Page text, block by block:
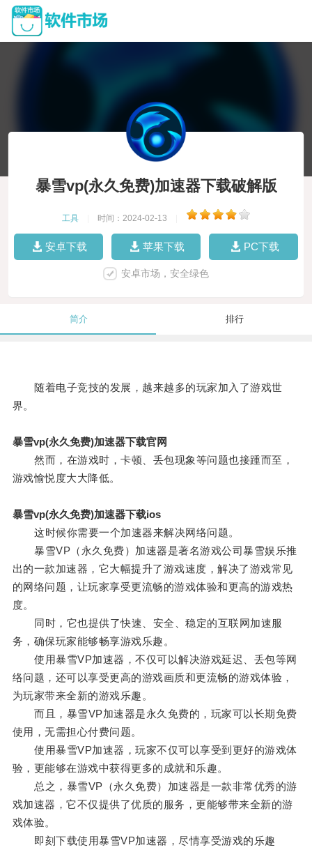
暴雪vp(永久免费)加速器下载破解版
工具 时间：2024-02-13
安卓下载 苹果下载 PC下载
安卓市场，安全绿色
简介 排行
随着电子竞技的发展，越来越多的玩家加入了游戏世
界。
暴雪vp(永久免费)加速器下载官网
然而，在游戏时，卡顿、丢包现象等问题也接踵而至，
游戏愉悦度大大降低。
暴雪vp(永久免费)加速器下载ios
这时候你需要一个加速器来解决网络问题。
暴雪VP（永久免费）加速器是著名游戏公司暴雪娱乐推
出的一款加速器，它大幅提升了游戏速度，解决了游戏常见
的网络问题，让玩家享受更流畅的游戏体验和更高的游戏热
度。
同时，它也提供了快速、安全、稳定的互联网加速服
务，确保玩家能够畅享游戏乐趣。
使用暴雪VP加速器，不仅可以解决游戏延迟、丢包等网
络问题，还可以享受更高的游戏画质和更流畅的游戏体验，
为玩家带来全新的游戏乐趣。
而且，暴雪VP加速器是永久免费的，玩家可以长期免费
使用，无需担心付费问题。
使用暴雪VP加速器，玩家不仅可以享受到更好的游戏体
验，更能够在游戏中获得更多的成就和乐趣。
总之，暴雪VP（永久免费）加速器是一款非常优秀的游
戏加速器，它不仅提供了优质的服务，更能够带来全新的游
戏体验。
即刻下载使用暴雪VP加速器，尽情享受游戏的乐趣